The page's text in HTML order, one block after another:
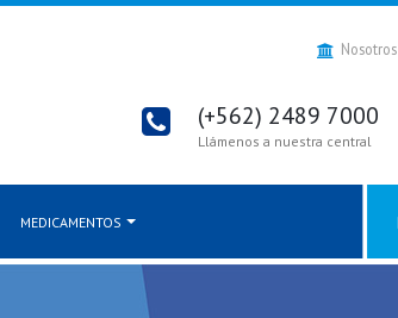
Nosotros
(+562) 2489 7000
Llámenos a nuestra central
MEDICAMENTOS